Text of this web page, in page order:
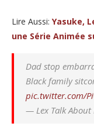
Lire Aussi: Yasuke,
une Série Animée
Dad stop
Black family
pic.twitter.com/
— Lex Talk About